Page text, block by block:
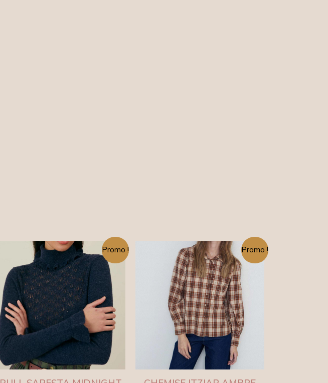
Promo !
Le
prix
initial
était :
140,00 €.
Le
prix
actuel
est :
70,00 €.
Promo !
Le
prix
initial
était :
99,00 €.
Le
prix
actuel
est :
49,50 €.